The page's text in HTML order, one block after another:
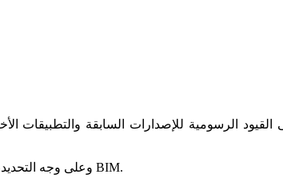
وعلى وجه التحديد، تم تحسين برنامج حساب الهياكل الفولاذية لتسهيل التكامل مع تطبيقات تطبيقات BIM.